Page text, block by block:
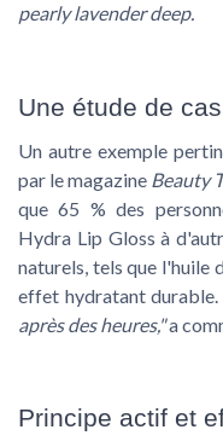
pearly lavender deep.
Une étude de
Un autre exemple
par le magazine Beauty
que 65 % des
Hydra Lip Gloss à
naturels, tels que l'huile
effet hydratant durable.
après des heures,"a
Principe actif et